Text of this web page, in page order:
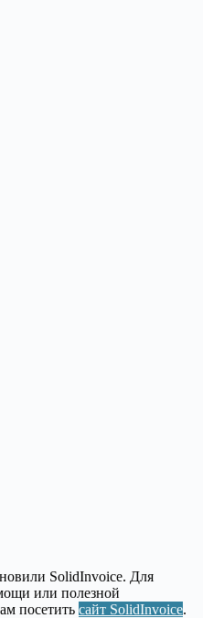
SolidInvoice. Для
или полезной
посетить сайт SolidInvoice.